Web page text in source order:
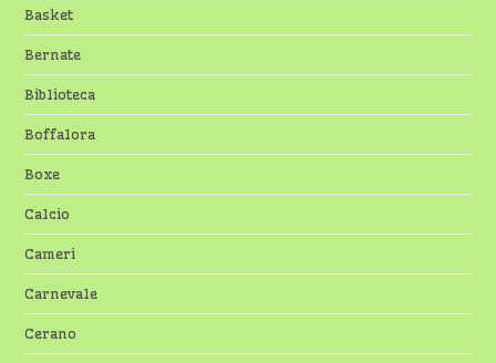
Basket
Bernate
Biblioteca
Boffalora
Boxe
Calcio
Cameri
Carnevale
Cerano